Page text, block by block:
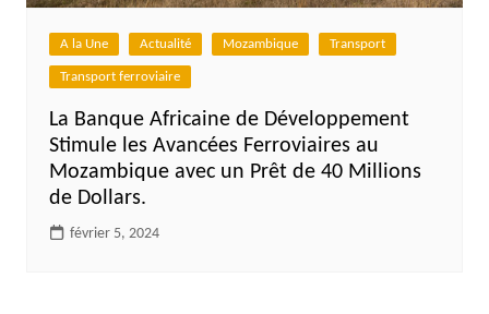
A la Une Actualité Mozambique Transport
Transport ferroviaire
La Banque Africaine de Développement
Stimule les Avancées Ferroviaires au
Mozambique avec un Prêt de 40 Millions
de Dollars.
février 5, 2024